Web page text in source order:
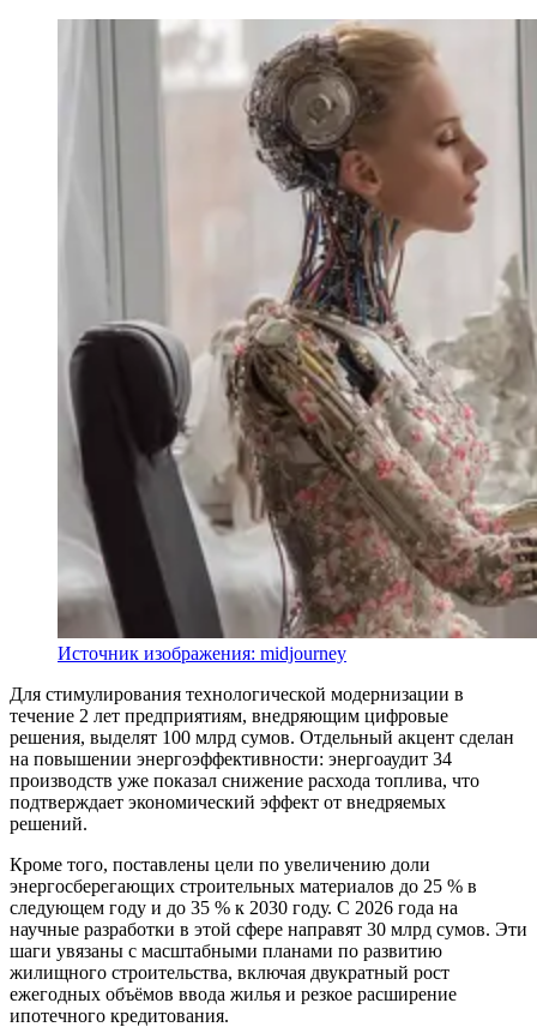
Источник изображения: midjourney
Для стимулирования технологической модернизации в
течение 2 лет предприятиям, внедряющим цифровые
решения, выделят 100 млрд сумов. Отдельный акцент сделан
на повышении энергоэффективности: энергоаудит 34
производств уже показал снижение расхода топлива, что
подтверждает экономический эффект от внедряемых
решений.
Кроме того, поставлены цели по увеличению доли
энергосберегающих строительных материалов до 25 % в
следующем году и до 35 % к 2030 году. С 2026 года на
научные разработки в этой сфере направят 30 млрд сумов. Эти
шаги увязаны с масштабными планами по развитию
жилищного строительства, включая двукратный рост
ежегодных объёмов ввода жилья и резкое расширение
ипотечного кредитования.